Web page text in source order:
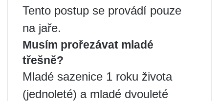
Tento postup se provádí pouze
na jaře.
Musím prořezávat mladé
třešně?
Mladé sazenice 1 roku života
(jednoleté) a mladé dvouleté